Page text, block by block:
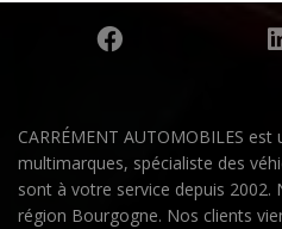
CARRÉMENT AUTOMOBILES
multimarques, spécialiste des
sont à votre service depuis 2002.
région Bourgogne. Nos clients